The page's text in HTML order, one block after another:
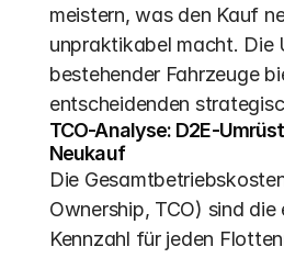
meistern, was den Kauf
unpraktikabel macht. Die
bestehender Fahrzeuge
entscheidenden
TCO-Analyse: D2E-
Neukauf
Die
Ownership, TCO) sind
Kennzahl für jeden